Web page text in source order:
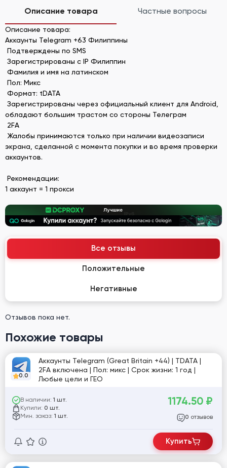
Описание товара Частные вопросы
Описание товара:
Аккаунты Telegram +63 Филиппины
Подтверждены по SMS
Зарегистрированы с IP Филиппин
Фамилия и имя на латинском
Пол: Микс
Формат: tDATA
Зарегистрированы через официальный клиент для Android,
обладают большим трастом со стороны Телеграм
2FA
Жалобы принимаются только при наличии видеозаписи
экрана, сделанной с момента покупки и во время проверки
аккаунтов.
Рекомендации:
1 аккаунт = 1 прокси
Все отзывы
Положительные
Негативные
Отзывов пока нет.
Похожие товары
0.0
Аккаунты Telegram (Great Britain +44) | TDATA |
2FA включена | Пол: микс | Срок жизни: 1 год |
Любые цели и ГЕО
В наличии: 1 шт.
Купили: 0 шт.
Мин. заказ: 1 шт.
1174.50 ₽
0 отзывов
Купить